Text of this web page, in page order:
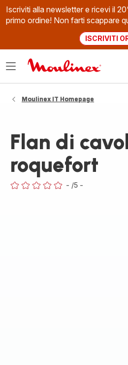
Iscriviti alla newsletter e ricevi il
primo ordine! Non farti scappare
ISCRIVITI
Apri
Moulinex IT Homepage
Flan di
roquefort
- /5 -